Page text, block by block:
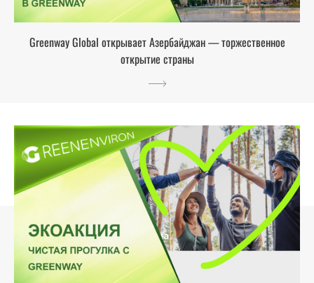
Greenway Global открывает Азербайджан — торжественное
открытие страны